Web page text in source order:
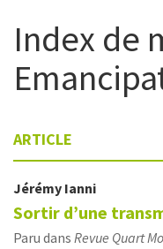
Index de
ARTICLE
Jérémy Ianni
Sortir d’une
Paru dans Revue Quart